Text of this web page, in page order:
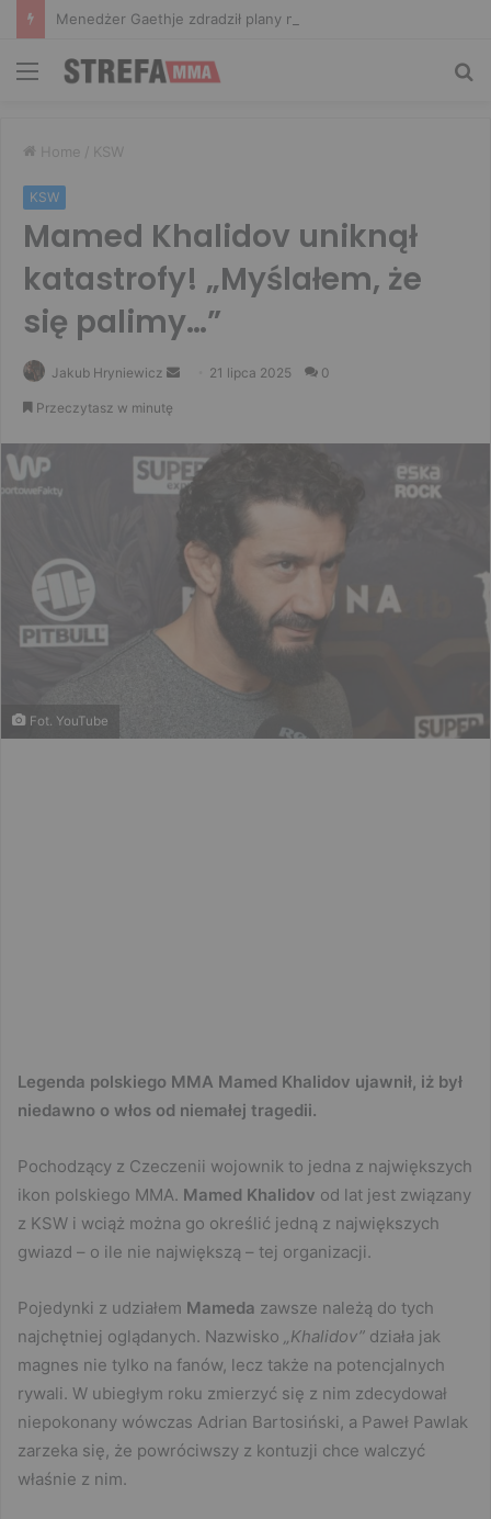
Menu
Home / KSW
KSW
Mamed Khalidov uniknął
katastrofy! „Myślałem, że
się palimy…”
Jakub Hryniewicz
Send 21 lipca 2025 0
Przeczytasz w minutę
Fot. YouTube
Legenda polskiego MMA Mamed Khalidov ujawnił, iż był
niedawno o włos od niemałej tragedii.
Pochodzący z Czeczenii wojownik to jedna z największych
ikon polskiego MMA. Mamed Khalidov od lat jest związany
z KSW i wciąż można go określić jedną z największych
gwiazd – o ile nie największą – tej organizacji.
Pojedynki z udziałem Mameda zawsze należą do tych
najchętniej oglądanych. Nazwisko
„Khalidov” działa jak
magnes nie tylko na fanów, lecz także na potencjalnych
rywali. W ubiegłym roku zmierzyć się z nim zdecydował
niepokonany wówczas Adrian Bartosiński, a Paweł Pawlak
zarzeka się, że powróciwszy z kontuzji chce walczyć
właśnie z nim.